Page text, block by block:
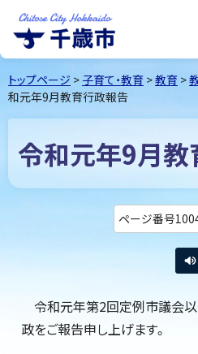
千歳市Chitose
City Hokkaido
トップページ > 子育て・教育 >教育 >
和元年9月教育行政報告
令和元年9月
ページ番号
令和元年第2回定例市議会
政をご報告申し上げます。